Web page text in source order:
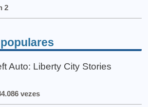
2
Auto: Liberty City Stories
vezes